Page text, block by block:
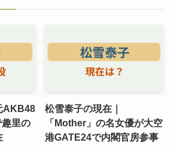
AKB48
里の
松雪泰子の現在｜
「Mother」の名女優が大空
港GATE24で内閣官房参事